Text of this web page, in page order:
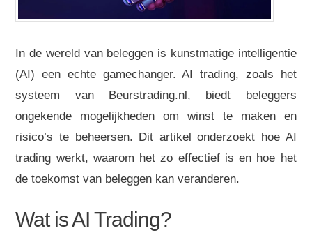
In de wereld van beleggen is kunstmatige intelligentie
(AI) een echte gamechanger. AI trading, zoals het
systeem van Beurstrading.nl, biedt beleggers
ongekende mogelijkheden om winst te maken en
risico’s te beheersen. Dit artikel onderzoekt hoe AI
trading werkt, waarom het zo effectief is en hoe het
de toekomst van beleggen kan veranderen.
Wat is AI Trading?